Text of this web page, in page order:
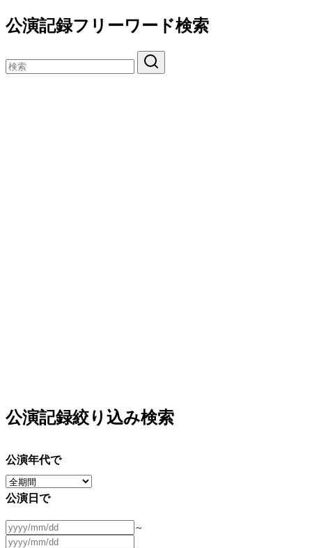
公演記録フリーワード検索
公演記録絞り込み検索
公演年代で
公演日で
～